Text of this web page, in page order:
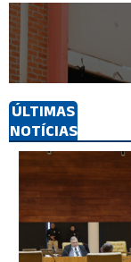
ÚLTIMAS
NOTÍCIAS